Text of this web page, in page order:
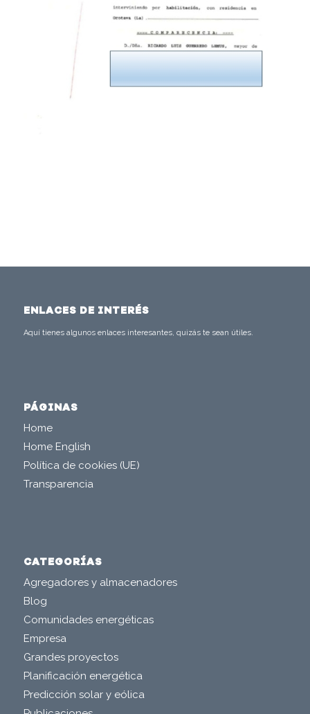
ENLACES DE INTERÉS
Aquí tienes algunos enlaces interesantes, quizás te sean útiles.
PÁGINAS
Home
Home English
Política de cookies (UE)
Transparencia
CATEGORÍAS
Agregadores y almacenadores
Blog
Comunidades energéticas
Empresa
Grandes proyectos
Planificación energética
Predicción solar y eólica